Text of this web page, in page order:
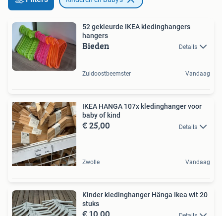
52 gekleurde IKEA kledinghangers
hangers
Bieden Details
Zuidoostbeemster Vandaag
IKEA HANGA 107x kledinghanger voor
baby of kind
€ 25,00 Details
Zwolle Vandaag
Kinder kledinghanger Hänga Ikea wit 20
stuks